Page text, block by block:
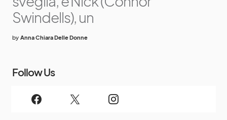
Swindells), un
by Anna Chiara Delle Donne
Follow Us